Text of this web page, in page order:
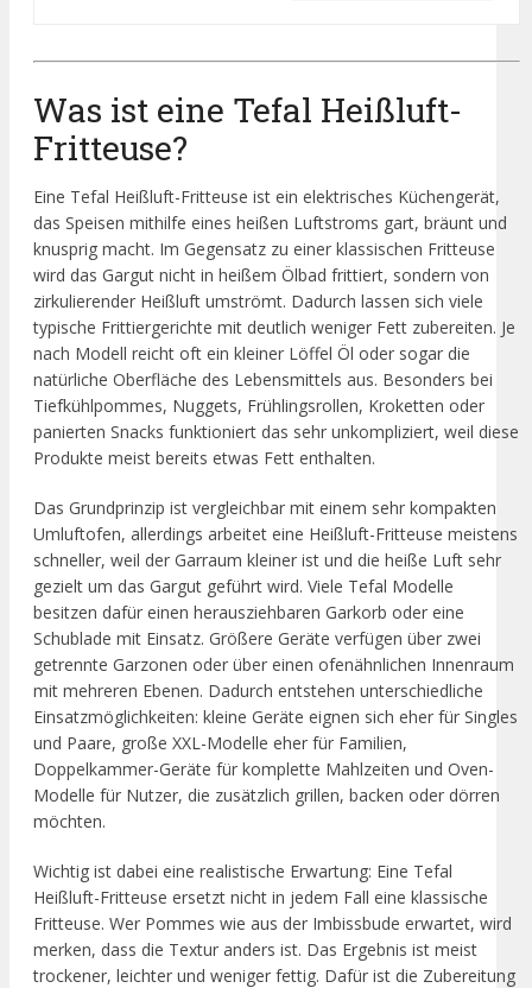
Was ist eine Tefal Heißluft-
Fritteuse?
Eine Tefal Heißluft-Fritteuse ist ein elektrisches Küchengerät,
das Speisen mithilfe eines heißen Luftstroms gart, bräunt und
knusprig macht. Im Gegensatz zu einer klassischen Fritteuse
wird das Gargut nicht in heißem Ölbad frittiert, sondern von
zirkulierender Heißluft umströmt. Dadurch lassen sich viele
typische Frittiergerichte mit deutlich weniger Fett zubereiten. Je
nach Modell reicht oft ein kleiner Löffel Öl oder sogar die
natürliche Oberfläche des Lebensmittels aus. Besonders bei
Tiefkühlpommes, Nuggets, Frühlingsrollen, Kroketten oder
panierten Snacks funktioniert das sehr unkompliziert, weil diese
Produkte meist bereits etwas Fett enthalten.
Das Grundprinzip ist vergleichbar mit einem sehr kompakten
Umluftofen, allerdings arbeitet eine Heißluft-Fritteuse meistens
schneller, weil der Garraum kleiner ist und die heiße Luft sehr
gezielt um das Gargut geführt wird. Viele Tefal Modelle
besitzen dafür einen herausziehbaren Garkorb oder eine
Schublade mit Einsatz. Größere Geräte verfügen über zwei
getrennte Garzonen oder über einen ofenähnlichen Innenraum
mit mehreren Ebenen. Dadurch entstehen unterschiedliche
Einsatzmöglichkeiten: kleine Geräte eignen sich eher für Singles
und Paare, große XXL-Modelle eher für Familien,
Doppelkammer-Geräte für komplette Mahlzeiten und Oven-
Modelle für Nutzer, die zusätzlich grillen, backen oder dörren
möchten.
Wichtig ist dabei eine realistische Erwartung: Eine Tefal
Heißluft-Fritteuse ersetzt nicht in jedem Fall eine klassische
Fritteuse. Wer Pommes wie aus der Imbissbude erwartet, wird
merken, dass die Textur anders ist. Das Ergebnis ist meist
trockener, leichter und weniger fettig. Dafür ist die Zubereitung